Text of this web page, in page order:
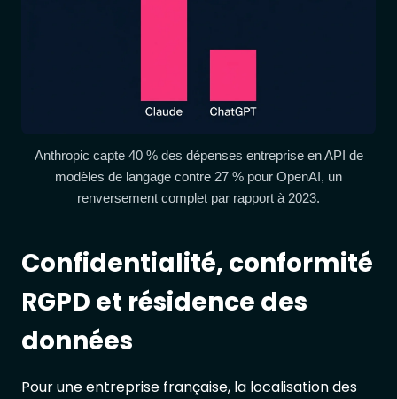
Anthropic capte 40 % des dépenses entreprise en API de
modèles de langage contre 27 % pour OpenAI, un
renversement complet par rapport à 2023.
Confidentialité, conformité
RGPD et résidence des
données
Pour une entreprise française, la localisation des